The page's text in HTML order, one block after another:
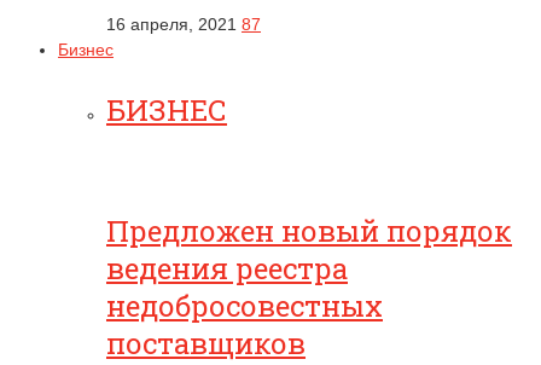
16 апреля, 2021 87
Бизнес
БИЗНЕС
Предложен новый порядок
ведения реестра
недобросовестных
поставщиков